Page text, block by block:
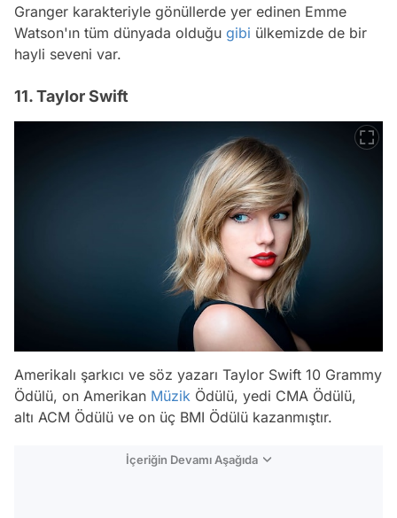
Granger karakteriyle gönüllerde yer edinen Emme
Watson'ın tüm dünyada olduğu gibi ülkemizde de bir
hayli seveni var.
11. Taylor Swift
Amerikalı şarkıcı ve söz yazarı Taylor Swift 10 Grammy
Ödülü, on Amerikan Müzik Ödülü, yedi CMA Ödülü,
altı ACM Ödülü ve on üç BMI Ödülü kazanmıştır.
İçeriğin Devamı Aşağıda